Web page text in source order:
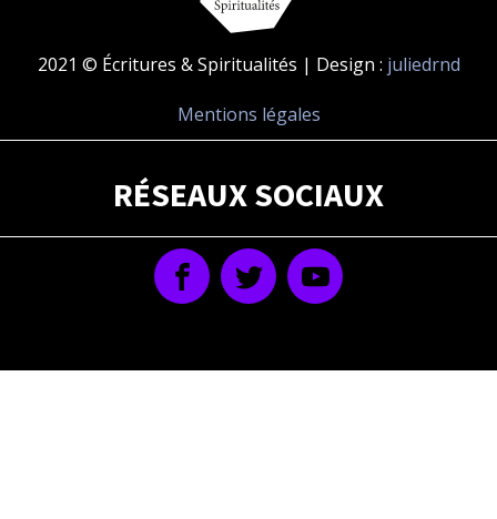
2021 © Écritures & Spiritualités | Design : juliedrnd
Mentions légales
RÉSEAUX SOCIAUX